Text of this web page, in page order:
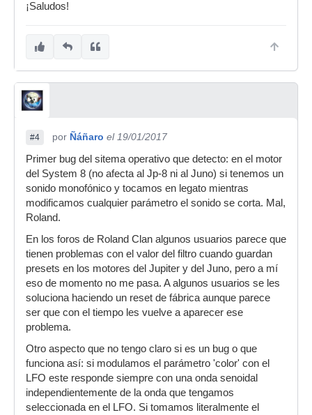
¡Saludos!
#4 por Ñáñaro el 19/01/2017
Primer bug del sitema operativo que detecto: en el motor
del System 8 (no afecta al Jp-8 ni al Juno) si tenemos un
sonido monofónico y tocamos en legato mientras
modificamos cualquier parámetro el sonido se corta. Mal,
Roland.
En los foros de Roland Clan algunos usuarios parece que
tienen problemas con el valor del filtro cuando guardan
presets en los motores del Jupiter y del Juno, pero a mí
eso de momento no me pasa. A algunos usuarios se les
soluciona haciendo un reset de fábrica aunque parece
ser que con el tiempo les vuelve a aparecer ese
problema.
Otro aspecto que no tengo claro si es un bug o que
funciona así: si modulamos el parámetro 'color' con el
LFO este responde siempre con una onda senoidal
independientemente de la onda que tengamos
seleccionada en el LFO. Si tomamos literalmente el